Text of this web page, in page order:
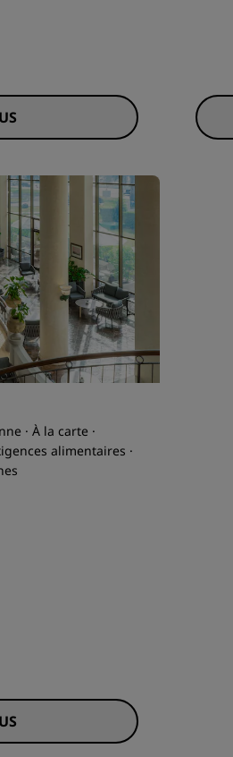
· À la carte ·
alimentaires ·